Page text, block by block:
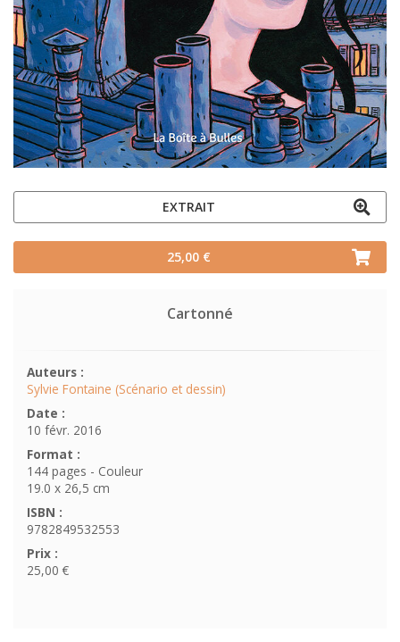
EXTRAIT
25,00 €
Cartonné
Auteurs :
Sylvie Fontaine (Scénario et dessin)
Date :
10 févr. 2016
Format :
144 pages - Couleur
19.0 x 26,5 cm
ISBN :
9782849532553
Prix :
25,00 €